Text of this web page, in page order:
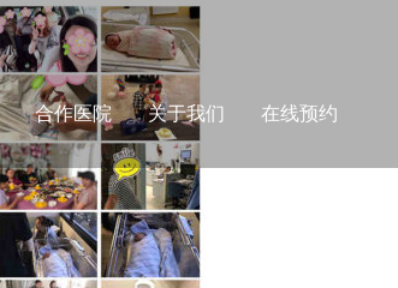
合作医院 关于我们 在线预约